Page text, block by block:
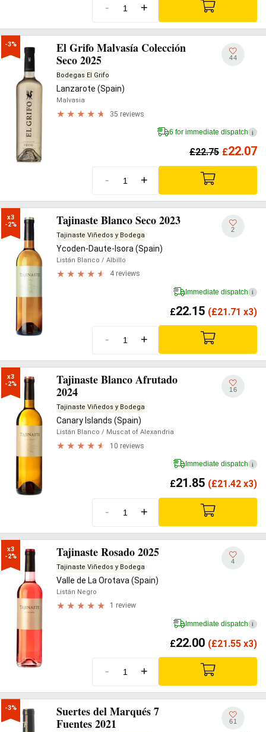
- +
-3%
El Grifo Malvasía Colección
Seco 2025
Bodegas El Grifo
Lanzarote (Spain)
Malvasia
35 reviews
44
6 for immediate dispatch i
£22.75 £22.07
- +
x3
-2%
Tajinaste Blanco Seco 2023
Tajinaste Viñedos y Bodega
Ycoden-Daute-Isora (Spain)
Listán Blanco / Albillo
4 reviews
2
Immediate dispatch i
£22.15 (£21.71 x3)
- +
x3
-2%
Tajinaste Blanco Afrutado
2024
Tajinaste Viñedos y Bodega
Canary Islands (Spain)
Listán Blanco / Muscat of Alexandria
10 reviews
16
Immediate dispatch i
£21.85 (£21.42 x3)
- +
x3
-2%
Tajinaste Rosado 2025
Tajinaste Viñedos y Bodega
Valle de La Orotava (Spain)
Listán Negro
1 review
4
Immediate dispatch i
£22.00 (£21.55 x3)
- +
-3%
Suertes del Marqués 7
Fuentes 2021
61